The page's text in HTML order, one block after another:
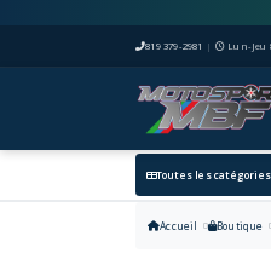
819 379-2981 | Lun-Jeu
Toutes les catégories
Accueil Boutique